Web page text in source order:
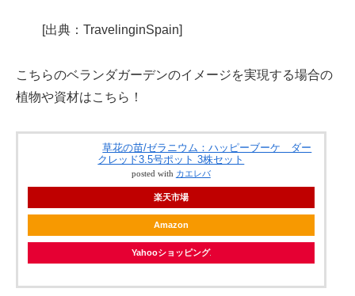
[出典：TravelinginSpain]
こちらのベランダガーデンのイメージを実現する場合の
植物や資材はこちら！
草花の苗/ゼラニウム：ハッピーブーケ ダー
クレッド3.5号ポット 3株セット
posted with カエレバ
楽天市場
Amazon
Yahooショッピング